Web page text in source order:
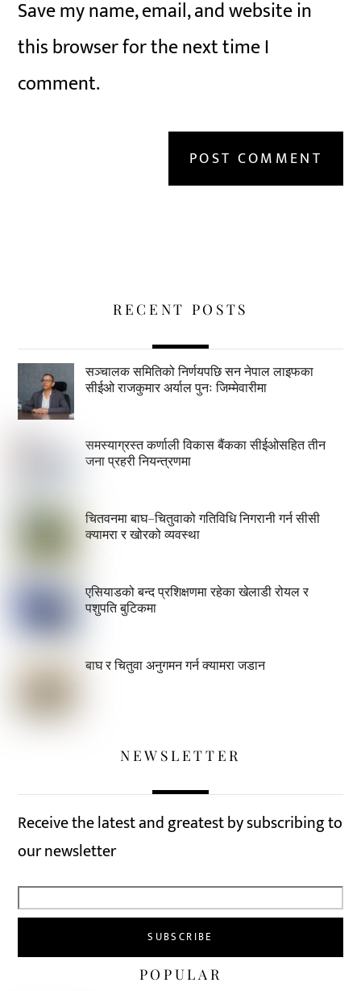
Save my name, email, and website in
this browser for the next time I
comment.
RECENT POSTS
सञ्चालक समितिको निर्णयपछि सन नेपाल लाइफका
सीईओ राजकुमार अर्याल पुनः जिम्मेवारीमा
समस्याग्रस्त कर्णाली विकास बैंकका सीईओसहित तीन
जना प्रहरी नियन्त्रणमा
चितवनमा बाघ–चितुवाको गतिविधि निगरानी गर्न सीसी
क्यामरा र खोरको व्यवस्था
एसियाडको बन्द प्रशिक्षणमा रहेका खेलाडी रोयल र
पशुपति बुटिकमा
बाघ र चितुवा अनुगमन गर्न क्यामरा जडान
NEWSLETTER
Receive the latest and greatest by subscribing to
our newsletter
POPULAR